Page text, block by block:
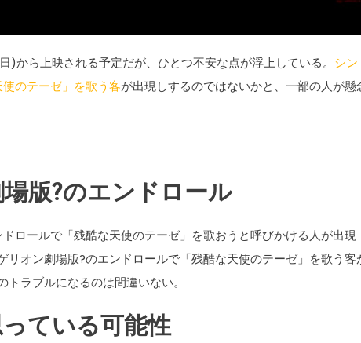
から上映される予定だが、ひとつ不安な点が浮上している。 シン
のテーゼ」を歌う客が出現しするのではないかと、一部の人が懸
版?のエンドロール
ロールで「残酷な天使のテーゼ」を歌おうと呼びかける人が出現
オン劇場版?のエンドロールで「残酷な天使のテーゼ」を歌う客
ラブルになるのは間違いない。
ている可能性